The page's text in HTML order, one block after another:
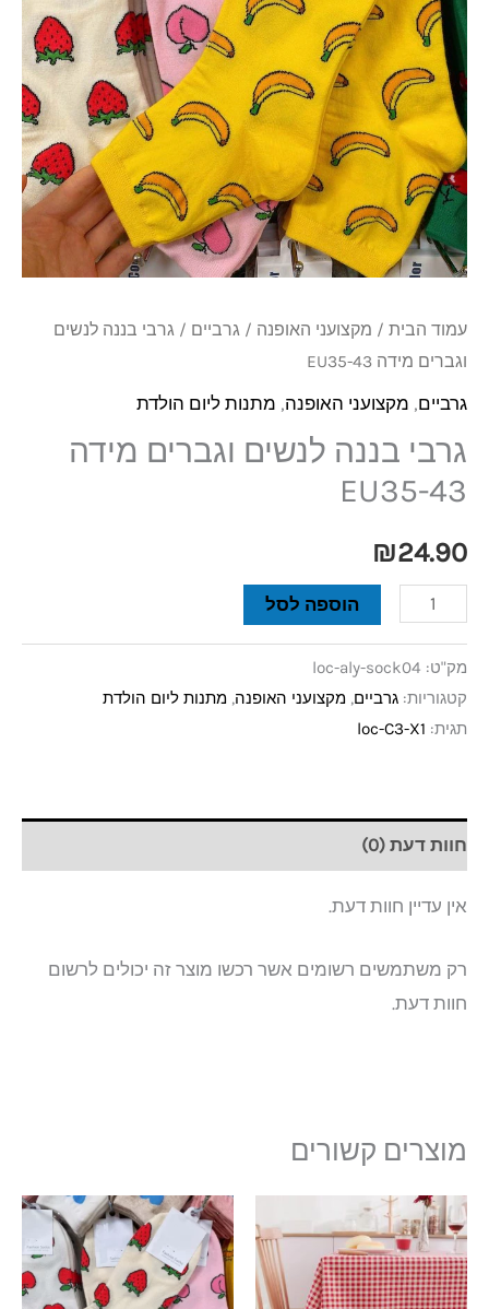
עמוד הבית / מקצועני האופנה / גרביים / גרבי בננה לנשים
וגברים מידה EU35-43
גרביים, מקצועני האופנה, מתנות ליום הולדת
גרבי בננה לנשים וגברים מידה
EU35-43
₪24.90
וגברים
מידה
EU35-
43
הוספה לסל
מק"ט: loc-aly-sock04
קטגוריות: גרביים, מקצועני האופנה, מתנות ליום הולדת
תגית: loc-C3-X1
חוות דעת (0)
אין עדיין חוות דעת.
רק משתמשים רשומים אשר רכשו מוצר זה יכולים לרשום
חוות דעת.
מוצרים קשורים